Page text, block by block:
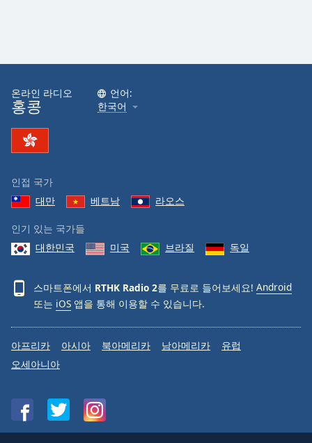
Style
Font
Family
Reset
Done
Modal
Dialog
End
dialog
window.
온라인 라디오
홍콩
언어:
한국어
인접 국가
대만
베트남 라오스
인기 있는 국가들
대한민국
미국 브라질 독일
스마트폰에서 RTHK Radio 2를 무료로 들어보세요! Android
또는 iOS 앱을 통해 이용할 수 있습니다.
아프리카 아시아 북아메리카 남아메리카
유럽
오세아니아